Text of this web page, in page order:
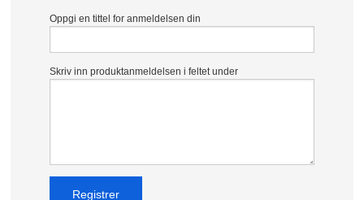
Oppgi en tittel for anmeldelsen din
Skriv inn produktanmeldelsen i feltet under